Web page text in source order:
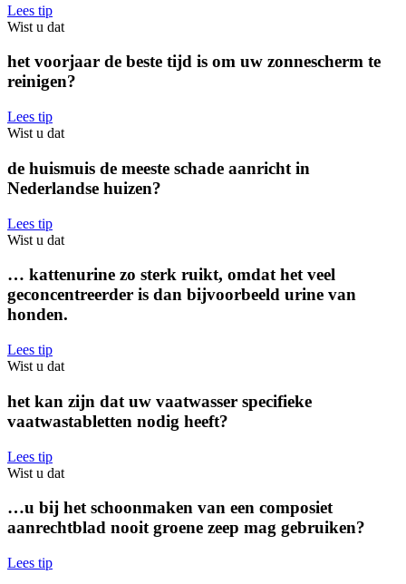
Lees tip
Wist u dat
het voorjaar de beste tijd is om uw zonnescherm te
reinigen?
Lees tip
Wist u dat
de huismuis de meeste schade aanricht in
Nederlandse huizen?
Lees tip
Wist u dat
… kattenurine zo sterk ruikt, omdat het veel
geconcentreerder is dan bijvoorbeeld urine van
honden.
Lees tip
Wist u dat
het kan zijn dat uw vaatwasser specifieke
vaatwastabletten nodig heeft?
Lees tip
Wist u dat
…u bij het schoonmaken van een composiet
aanrechtblad nooit groene zeep mag gebruiken?
Lees tip